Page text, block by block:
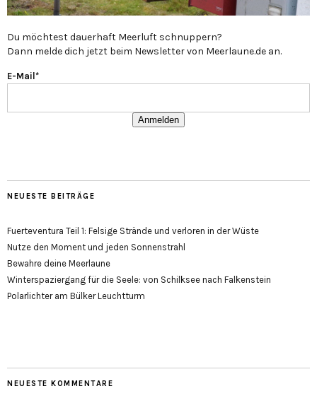
Du möchtest dauerhaft Meerluft schnuppern?
Dann melde dich jetzt beim Newsletter von Meerlaune.de an.
E-Mail*
Anmelden
NEUESTE BEITRÄGE
Fuerteventura Teil 1: Felsige Strände und verloren in der Wüste
Nutze den Moment und jeden Sonnenstrahl
Bewahre deine Meerlaune
Winterspaziergang für die Seele: von Schilksee nach Falkenstein
Polarlichter am Bülker Leuchtturm
NEUESTE KOMMENTARE